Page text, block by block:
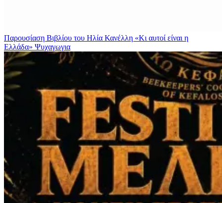
Παρουσίαση Βιβλίου του Ηλία Κανέλλη «Κι αυτοί είναι η
Ελλάδα» Ψυχαγωγια